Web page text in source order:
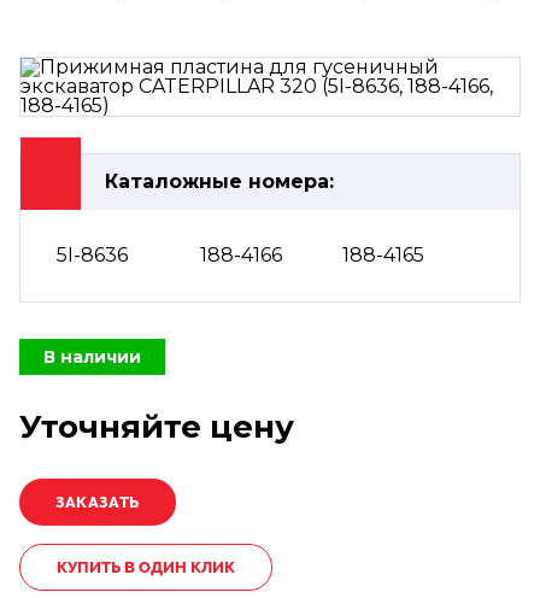
Каталожные номера:
5I-8636 188-4166 188-4165
В наличии
Уточняйте цену
КУПИТЬ В ОДИН КЛИК